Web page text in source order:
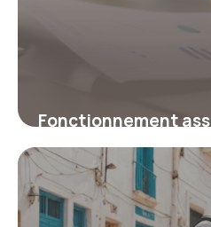
Fonctionnement
pour investir 100
efficacement
19 juin 2026